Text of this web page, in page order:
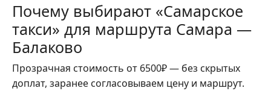
Почему выбирают «Самарское
такси» для маршрута Самара —
Балаково
Прозрачная стоимость от 6500₽ — без скрытых
доплат, заранее согласовываем цену и маршрут.